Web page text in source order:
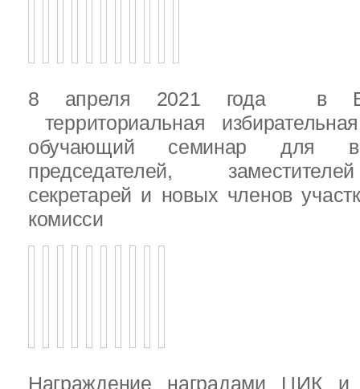
8 апреля 2021 года в
территориальная
обучающий семинар для
председателей,
секретарей и новых членов
комисси
Награждение наградами ЦИК